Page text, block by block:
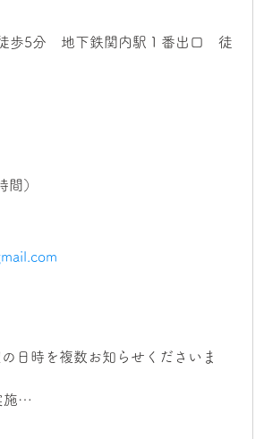
歩5分 地下鉄関内駅１番出口 徒
間）
日時を複数お知らせくださいま
施…